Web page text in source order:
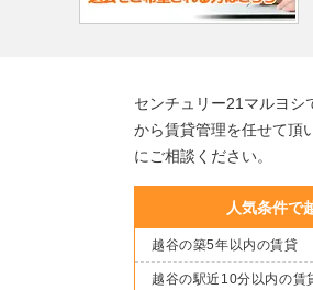
センチュリー21マルヨシ
から賃貸管理を任せて頂
にご相談ください。
人気条件で
越谷の築5年以内の賃貸
越谷の駅近10分以内の賃